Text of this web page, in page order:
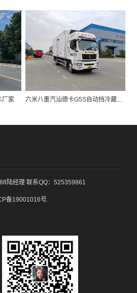
厂家 六米八重汽汕德卡G5S自动挡冷藏箱车厂家
陆经理 联系QQ：525359861
备19001016号.